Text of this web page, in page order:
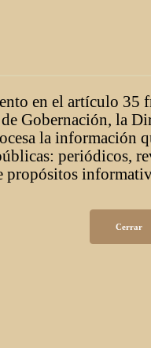
en el artículo 35
de Gobernación, la
la información
periódicos,
propósitos
Cerrar